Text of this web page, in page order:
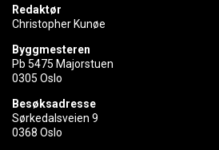
Redaktør
Christopher Kunøe
Byggmesteren
Pb 5475 Majorstuen
0305 Oslo
Besøksadresse
Sørkedalsveien 9
0368 Oslo